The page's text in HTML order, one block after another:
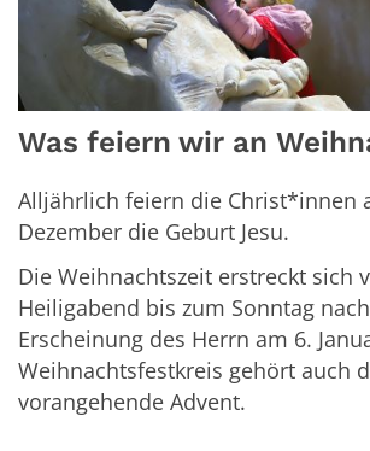
Was feiern wir an
Alljährlich feiern die Christ*innen
Dezember die Geburt Jesu.
Die Weihnachtszeit erstreckt sich
Heiligabend bis zum Sonntag
Erscheinung des Herrn am 6.
Weihnachtsfestkreis gehört auch
vorangehende Advent.